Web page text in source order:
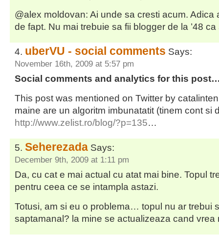
@alex moldovan: Ai unde sa cresti acum. Adica
de fapt. Nu mai trebuie sa fii blogger de la ’48
uberVU - social comments Says:
November 16th, 2009 at 5:57 pm
Social comments and analytics for this
This post was mentioned on Twitter by
maine are un algoritm imbunatatit (tinem cont si
http://www.zelist.ro/blog/?p=135…
Seherezada Says:
December 9th, 2009 at 1:11 pm
Da, cu cat e mai actual cu atat mai bine. Topul
pentru ceea ce se intampla astazi.
Totusi, am si eu o problema… topul nu ar trebui
saptamanal? la mine se actualizeaza cand vrea